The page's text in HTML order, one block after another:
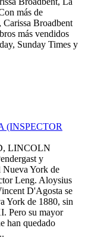
más de
Carissa Broadbent
más vendidos
Sunday Times y
(INSPECTOR
LINCOLN
y
Nueva York de
Leng. Aloysius
D'Agosta se
York de 1880, sin
Pero su mayor
han quedado